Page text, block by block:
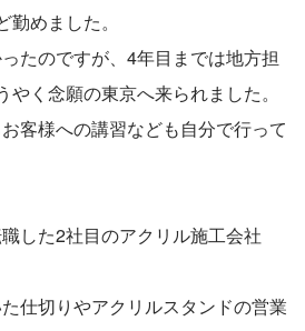
めました。
たのですが、4年目までは地方担
く念願の東京へ来られました。
客様への講習なども自分で行って
した2社目のアクリル施工会社
仕切りやアクリルスタンドの営業